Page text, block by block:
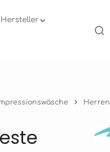
Hersteller
Herren